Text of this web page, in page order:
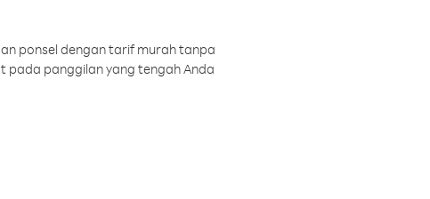
ponsel dengan tarif murah tanpa
pada panggilan yang tengah Anda